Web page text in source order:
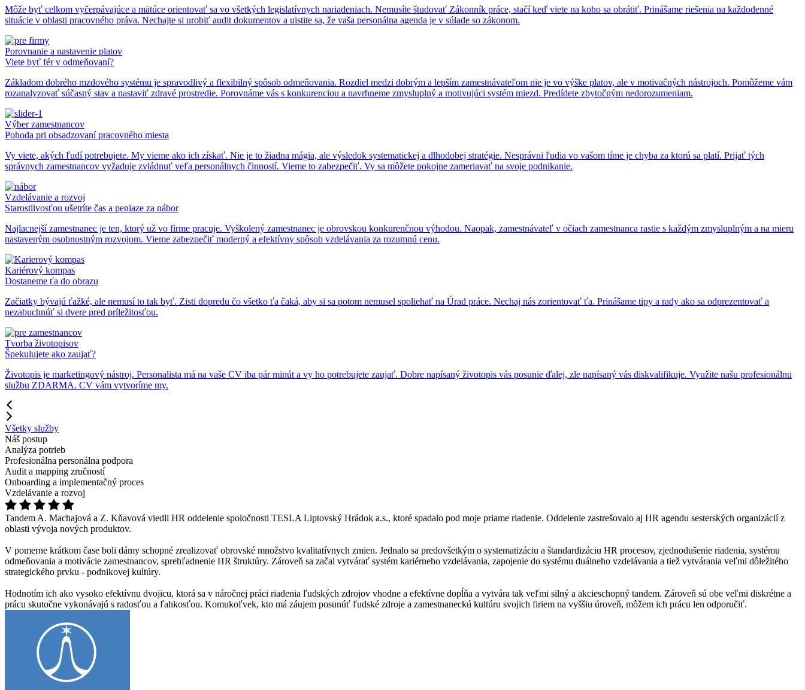
Môže byť celkom vyčerpávajúce a mätúce orientovať sa vo všetkých legislatívnych nariadeniach. Nemusíte študovať Zákonník práce, stačí keď viete na koho sa obrátiť. Prinášame riešenia na každodenné
situácie v oblasti pracovného práva. Nechajte si urobiť audit dokumentov a uistite sa, že vaša personálna agenda je v súlade so zákonom.
Porovnanie a nastavenie platov
Viete byť fér v odmeňovaní?
Základom dobrého mzdového systému je spravodlivý a flexibilný spôsob odmeňovania. Rozdiel medzi dobrým a lepším zamestnávateľom nie je vo výške platov, ale v motivačných nástrojoch. Pomôžeme vám
rozanalyzovať súčasný stav a nastaviť zdravé prostredie. Porovnáme vás s konkurenciou a navrhneme zmysluplný a motivujúci systém miezd. Predídete zbytočným nedorozumeniam.
Výber zamestnancov
Pohoda pri obsadzovaní pracovného miesta
Vy viete, akých ľudí potrebujete. My vieme ako ich získať. Nie je to žiadna mágia, ale výsledok systematickej a dlhodobej stratégie. Nesprávni ľudia vo vašom tíme je chyba za ktorú sa platí. Prijať tých
správnych zamestnancov vyžaduje zvládnuť veľa personálnych činností. Vieme to zabezpečiť. Vy sa môžete pokojne zameriavať na svoje podnikanie.
Vzdelávanie a rozvoj
Starostlivosťou ušetríte čas a peniaze za nábor
Najlacnejší zamestnanec je ten, ktorý už vo firme pracuje. Vyškolený zamestnanec je obrovskou konkurenčnou výhodou. Naopak, zamestnávateľ v očiach zamestnanca rastie s každým zmysluplným a na mieru
nastaveným osobnostným rozvojom. Vieme zabezpečiť moderný a efektívny spôsob vzdelávania za rozumnú cenu.
Kariérový kompas
Dostaneme ťa do obrazu
Začiatky bývajú ťažké, ale nemusí to tak byť. Zisti dopredu čo všetko ťa čaká, aby si sa potom nemusel spoliehať na Úrad práce. Nechaj nás zorientovať ťa. Prinášame tipy a rady ako sa odprezentovať a
nezabuchnúť si dvere pred príležitosťou.
Tvorba životopisov
Špekulujete ako zaujať?
Životopis je marketingový nástroj. Personalista má na vaše CV iba pár minút a vy ho potrebujete zaujať. Dobre napísaný životopis vás posunie ďalej, zle napísaný vás diskvalifikuje. Využite našu profesionálnu
službu ZDARMA. CV vám vytvoríme my.
Všetky služby
Náš postup
Analýza potrieb
Profesionálna personálna podpora
Audit a mapping zručností
Onboarding a implementačný proces
Vzdelávanie a rozvoj
Tandem A. Machajová a Z. Kňavová viedli HR oddelenie spoločnosti TESLA Liptovský Hrádok a.s., ktoré spadalo pod moje priame riadenie. Oddelenie zastrešovalo aj HR agendu sesterských organizácií z
oblasti vývoja nových produktov.
V pomerne krátkom čase boli dámy schopné zrealizovať obrovské množstvo kvalitatívnych zmien. Jednalo sa predovšetkým o systematizáciu a štandardizáciu HR procesov, zjednodušenie riadenia, systému
odmeňovania a motivácie zamestnancov, sprehľadnenie HR štruktúry. Zároveň sa začal vytvárať systém kariérneho vzdelávania, zapojenie do systému duálneho vzdelávania a tiež vytvárania veľmi dôležitého
strategického prvku - podnikovej kultúry.
Hodnotím ich ako vysoko efektívnu dvojicu, ktorá sa v náročnej práci riadenia ľudských zdrojov vhodne a efektívne dopĺňa a vytvára tak veľmi silný a akcieschopný tandem. Zároveň sú obe veľmi diskrétne a
prácu skutočne vykonávajú s radosťou a ľahkosťou. Komukoľvek, kto má záujem posunúť ľudské zdroje a zamestnaneckú kultúru svojich firiem na vyššiu úroveň, môžem ich prácu len odporučiť.